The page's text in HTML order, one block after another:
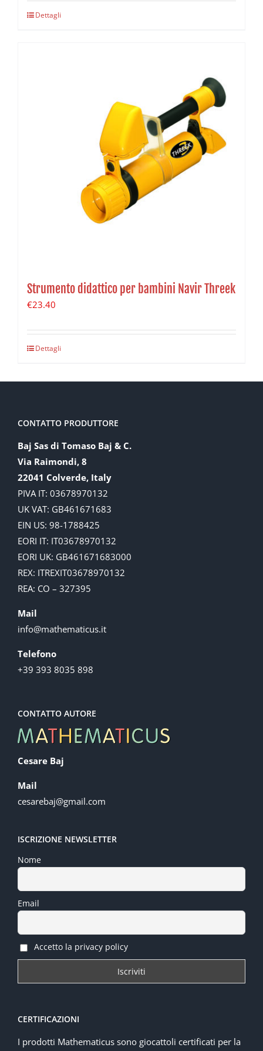
Dettagli
Strumento didattico per bambini Navir Threek
€23.40
Dettagli
CONTATTO PRODUTTORE
Baj Sas di Tomaso Baj & C.
Via Raimondi, 8
22041 Colverde, Italy
PIVA IT: 03678970132
UK VAT: GB461671683
EIN US: 98-1788425
EORI IT: IT03678970132
EORI UK: GB461671683000
REX: ITREXIT03678970132
REA: CO – 327395
Mail
info@mathematicus.it
Telefono
+39 393 8035 898
CONTATTO AUTORE
Cesare Baj
Mail
cesarebaj@gmail.com
ISCRIZIONE NEWSLETTER
Nome
Email
Accetto la privacy policy
CERTIFICAZIONI
I prodotti Mathematicus sono giocattoli certificati per la